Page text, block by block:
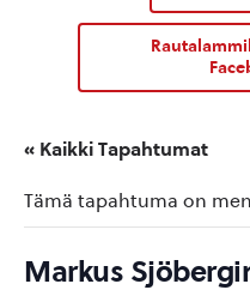
« Kaikki Tapahtumat
Tämä tapahtuma on
Markus